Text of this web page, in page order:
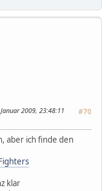
#70
2009, 23:48:11
aber ich finde den
klar